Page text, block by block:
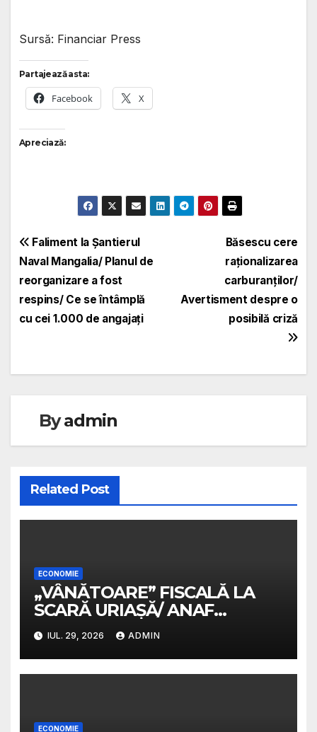
Sursă: Financiar Press
Partajează asta:
Facebook X
Apreciază:
Navigare
în
articole
Băsescu cere
raționalizarea
carburanților/
Avertisment despre o
posibilă criză
Faliment la Șantierul
Naval Mangalia/ Planul de
reorganizare a fost
respins/ Ce se întâmplă
cu cei 1.000 de angajați
Byadmin
Related Post
ECONOMIE
„VÂNĂTOARE” FISCALĂ LA
SCARĂ URIAȘĂ/ ANAF
pregătește sute de mii de
decizii de impunere/
Veniturile din străinătate
nedeclarate, luate la verificat
IUL. 29, 2026 ADMIN
ECONOMIE